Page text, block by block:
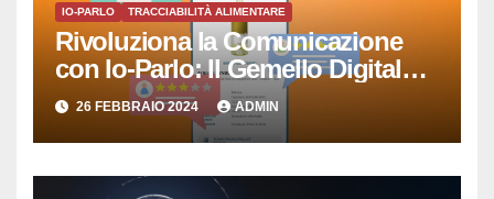
IO-PARLO TRACCIABILITÀ ALIMENTARE
Rivoluziona la Comunicazione
con Io-Parlo: Il Gemello Digitale
che Semplicemente Parla
26 FEBBRAIO 2024 ADMIN